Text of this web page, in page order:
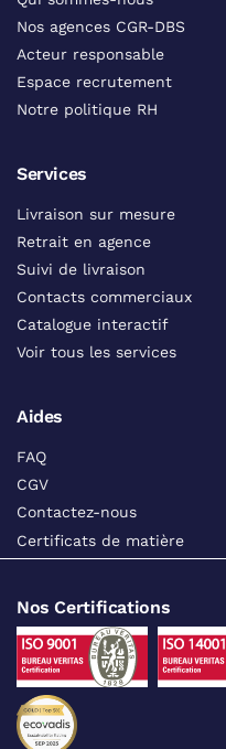
Nos agences CGR-DBS
Acteur responsable
Espace recrutement
Notre politique RH
Services
Livraison sur mesure
Retrait en agence
Suivi de livraison
Contacts commerciaux
Catalogue interactif
Voir tous les services
Aides
FAQ
CGV
Contactez-nous
Certificats de matière
Nos Certifications